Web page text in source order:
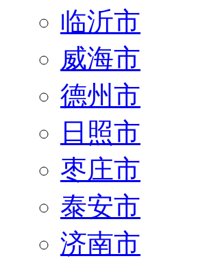
临沂市
威海市
德州市
日照市
枣庄市
泰安市
济南市